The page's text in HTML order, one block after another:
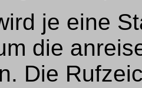
je eine
die
Die